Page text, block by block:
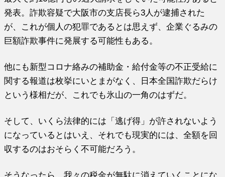
発表。詐欺容疑で大阪市の支店長ら3人が逮捕された
が、これが個人の犯罪であるとは思えず、企業ぐるみの
巨額詐欺事件に発展する可能性もある。
他にも新型コロナ絡みの補助金・給付金等の不正受給に
関する報道は枚挙にいとまがなく、日本全国詐欺だらけ
という様相だが、これでも氷山の一角のはずだ。
そして、いくら法律的には「逃げ得」が許されないよう
になっているとはいえ、それでも現実的には、全額を回
収するのはおそらく不可能だろう。
そうなったら、我々の税金が無駄に消えていくことにな